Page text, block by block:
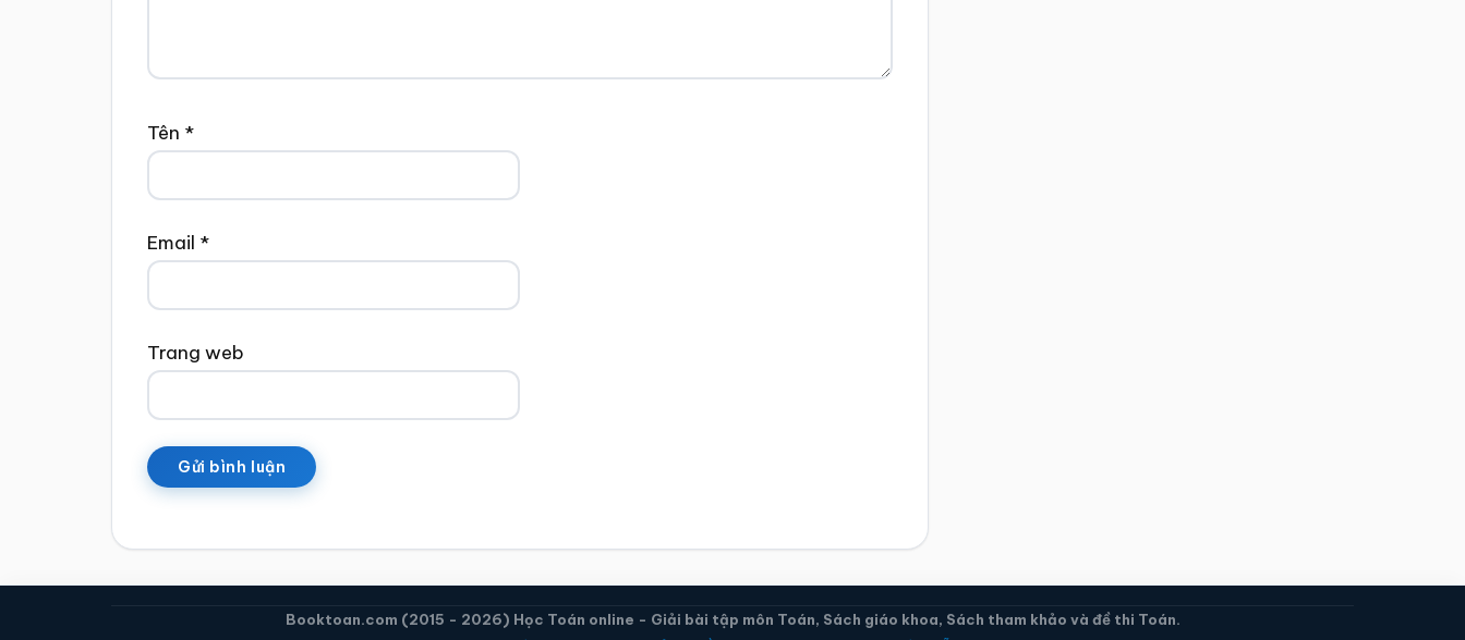
Tên *
Email *
Trang web
Booktoan.com (2015 - 2026) Học Toán online - Giải bài tập môn Toán, Sách giáo khoa, Sách tham khảo và đề thi Toán.